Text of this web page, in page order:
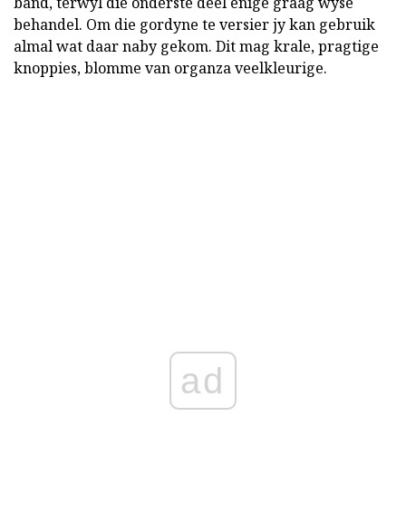
behandel. Om die gordyne te versier jy kan gebruik
almal wat daar naby gekom. Dit mag krale, pragtige
knoppies, blomme van organza veelkleurige.
ad